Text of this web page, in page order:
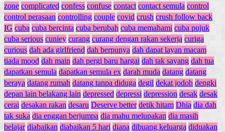
zone complicated confess confuse contact contact semula control
control perasaan controlling couple covid crush crush follow back
IG cuba cuba bercinta cuba berubah cuba memahami cuba pujuk
cuba serious cuniey curang curang dengan rakan sekerja curiga
curious dah ada girlfriend dah berpunya dah dapat layan macam
tiada mood dah main dah pergi baru hargai dah tak sayang dah tua
dapatkan semula dapatkan semula ex darah muda datang datang
beraya datang rumah datang tanpa diduga degil dekat jodoh dengki
depan lain belakang lain depressed depressi depression desak desak
cerai desakan rakan desaru Deserve better detik hitam Dhia dia dah
tak suka dia enggan berjumpa dia mahu melupakan dia masih
belajar diabaikan diabaikan 5 hari diana dibuang keluarga diduakan